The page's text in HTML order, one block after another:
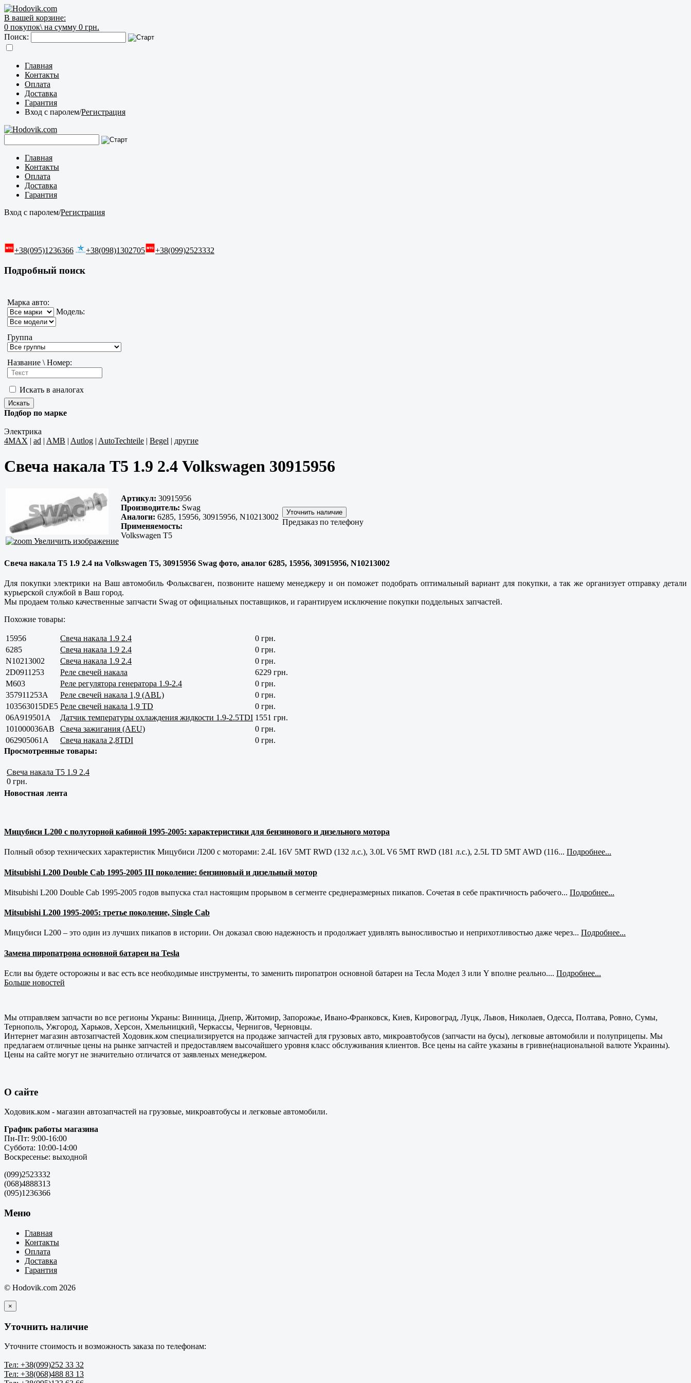
В вашей корзине:
0 покупок\ на сумму 0 грн.
Поиск:
Главная
Контакты
Оплата
Доставка
Гарантия
Вход с паролем/Регистрация
Главная
Контакты
Оплата
Доставка
Гарантия
Вход с паролем/Регистрация
+38(095)1236366 +38(098)1302705 +38(099)2523332
Подробный поиск
Марка авто:
Модель:
Группа
Название \ Номер:
Искать в аналогах
Подбор по марке
Электрика
4MAX | ad | AMB | Autlog | AutoTechteile | Begel | другие
Свеча накала Т5 1.9 2.4 Volkswagen 30915956
Увеличить изображение
Артикул: 30915956
Производитель: Swag
Аналоги: 6285, 15956, 30915956, N10213002
Применяемость:
Volkswagen T5
Предзаказ по телефону
Свеча накала Т5 1.9 2.4 на Volkswagen T5, 30915956 Swag фото, аналог 6285, 15956, 30915956, N10213002
Для покупки электрики на Ваш автомобиль Фольксваген, позвоните нашему менеджеру и он поможет подобрать оптимальный вариант для покупки, а так же организует отправку детали
курьерской службой в Ваш город.
Мы продаем только качественные запчасти Swag от официальных поставщиков, и гарантируем исключение покупки поддельных запчастей.
Похожие товары:
15956 Свеча накала 1.9 2.4
0 грн.
6285
Свеча накала 1.9 2.4
0 грн.
N10213002
Свеча накала 1.9 2.4
0 грн.
2D0911253
Реле свечей накала
6229 грн.
M603
Реле регулятора генератора 1.9-2.4
0 грн.
357911253A
Реле свечей накала 1,9 (ABL)
0 грн.
103563015DE5 Реле свечей накала 1,9 TD
0 грн.
06A919501A
Датчик температуры охлаждения жидкости 1.9-2.5TDI 1551 грн.
101000036AB
Свеча зажигания (AEU)
0 грн.
062905061A
Свеча накала 2,8TDI
0 грн.
Просмотренные товары:
Свеча накала Т5 1.9 2.4
0 грн.
Новостная лента
Мицубиси L200 с полуторной кабиной 1995-2005: характеристики для бензинового и дизельного мотора
Полный обзор технических характеристик Мицубиси Л200 с моторами: 2.4L 16V 5MT RWD (132 л.с.), 3.0L V6 5MT RWD (181 л.с.), 2.5L TD 5MT AWD (116... Подробнее...
Mitsubishi L200 Double Cab 1995-2005 III поколение: бензиновый и дизельный мотор
Mitsubishi L200 Double Cab 1995-2005 годов выпуска стал настоящим прорывом в сегменте среднеразмерных пикапов. Сочетая в себе практичность рабочего... Подробнее...
Mitsubishi L200 1995-2005: третье поколение, Single Cab
Мицубиси L200 – это один из лучших пикапов в истории. Он доказал свою надежность и продолжает удивлять выносливостью и неприхотливостью даже через... Подробнее...
Замена пиропатрона основной батареи на Tesla
Если вы будете осторожны и вас есть все необходимые инструменты, то заменить пиропатрон основной батареи на Тесла Модел 3 или Y вполне реально.... Подробнее...
Больше новостей
Мы отправляем запчасти во все регионы Украны: Винница, Днепр, Житомир, Запорожье, Ивано-Франковск, Киев, Кировоград, Луцк, Львов, Николаев, Одесса, Полтава, Ровно, Сумы,
Тернополь, Ужгород, Харьков, Херсон, Хмельницкий, Черкассы, Чернигов, Черновцы.
Интернет магазин автозапчастей Ходовик.ком специализируется на продаже запчастей для грузовых авто, микроавтобусов (запчасти на бусы), легковые автомобили и полуприцепы. Мы
предлагаем отличные цены на рынке запчастей и предоставляем высочайшего уровня класс обслуживания клиентов. Все цены на сайте указаны в гривне(национальной валюте Украины).
Цены на сайте могут не значительно отличатся от заявленых менеджером.
О сайте
Ходовик.ком - магазин автозапчастей на грузовые, микроавтобусы и легковые автомобили.
График работы магазина
Пн-Пт: 9:00-16:00
Суббота: 10:00-14:00
Воскресенье: выходной
(099)2523332
(068)4888313
(095)1236366
Меню
Главная
Контакты
Оплата
Доставка
Гарантия
© Hodovik.com 2026
×
Уточнить наличие
Уточните стоимость и возможность заказа по телефонам:
Тел: +38(099)252 33 32
Тел: +38(068)488 83 13